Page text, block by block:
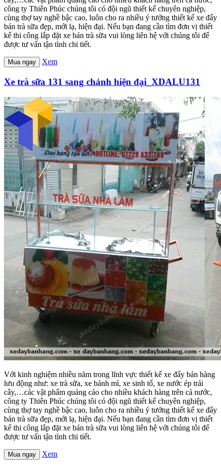
công ty Thiên Phúc chúng tôi có đội ngũ thiết kế chuyên nghiệp,
cùng thợ tay nghề bậc cao, luôn cho ra nhiều ý tưởng thiết kế xe đẩy
bán trà sữa đẹp, mới lạ, hiện đại. Nếu bạn đang cần tìm đơn vị thiết
kế thi công lắp đặt xe bán trà sữa vui lòng liên hệ với chúng tôi để
được tư vấn tận tình chi tiết.
Mua ngay Xem
Xe trà sữa 131 sang chảnh hiện đại_XDALU131
Với kinh nghiệm nhiều năm trong lĩnh vực thiết kế xe đẩy bán hàng
lưu động như: xe trà sữa, xe bánh mì, xe sinh tố, xe nước ép trái
cây,…các vật phẩm quảng cáo cho nhiều khách hàng trên cả nước,
công ty Thiên Phúc chúng tôi có đội ngũ thiết kế chuyên nghiệp,
cùng thợ tay nghề bậc cao, luôn cho ra nhiều ý tưởng thiết kế xe đẩy
bán trà sữa đẹp, mới lạ, hiện đại. Nếu bạn đang cần tìm đơn vị thiết
kế thi công lắp đặt xe bán trà sữa vui lòng liên hệ với chúng tôi để
được tư vấn tận tình chi tiết.
Mua ngay Xem